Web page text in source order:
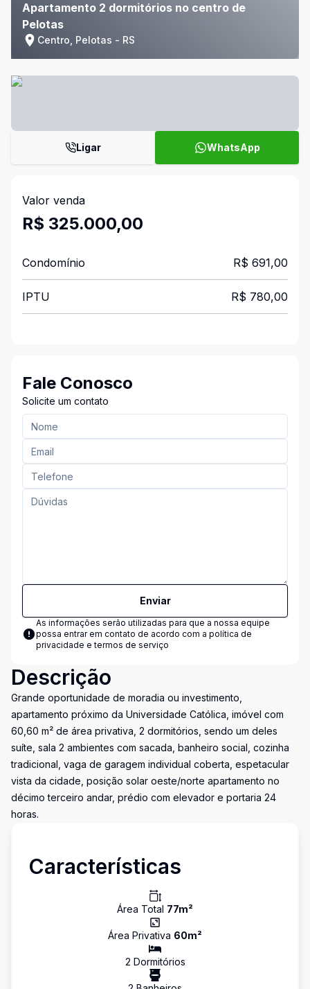
Apartamento 2 dormitórios no centro de
Pelotas
Centro, Pelotas - RS
Ligar WhatsApp
Valor venda
R$ 325.000,00
Condomínio R$ 691,00
IPTU R$ 780,00
Fale Conosco
Solicite um contato
Enviar
As informações serão utilizadas para que a nossa equipe
possa entrar em contato de acordo com a política de
privacidade e termos de serviço
Descrição
Grande oportunidade de moradia ou investimento,
apartamento próximo da Universidade Católica, imóvel com
60,60 m² de área privativa, 2 dormitórios, sendo um deles
suíte, sala 2 ambientes com sacada, banheiro social, cozinha
tradicional, vaga de garagem individual coberta, espetacular
vista da cidade, posição solar oeste/norte apartamento no
décimo terceiro andar, prédio com elevador e portaria 24
horas.
Características
Área Total 77m²
Área Privativa 60m²
2 Dormitórios